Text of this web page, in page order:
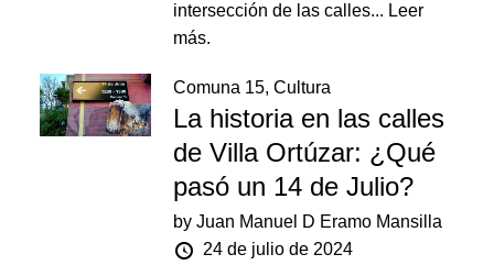
intersección de las calles... Leer
más.
Comuna 15,Cultura
La historia en las calles
de Villa Ortúzar: ¿Qué
pasó un 14 de Julio?
byJuan Manuel D Eramo Mansilla
24 de julio de 2024